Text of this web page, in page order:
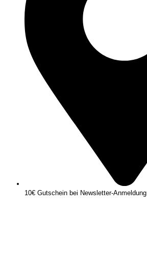
10€ Gutschein bei Newsletter-Anmeldung